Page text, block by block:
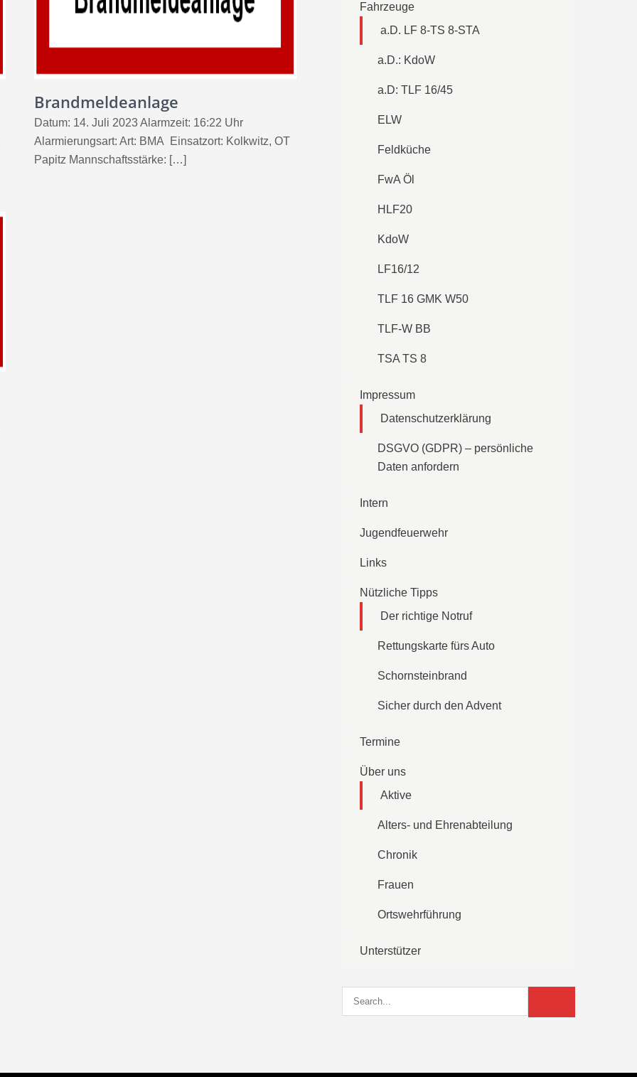
Brandmeldeanlage
Datum: 14. Juli 2023 Alarmzeit: 16:22 Uhr
Alarmierungsart: Art: BMA Einsatzort: Kolkwitz, OT
Papitz Mannschaftsstärke: […]
Fahrzeuge
a.D. LF 8-TS 8-STA
a.D.: KdoW
a.D: TLF 16/45
ELW
Feldküche
FwA Öl
HLF20
KdoW
LF16/12
TLF 16 GMK W50
TLF-W BB
TSA TS 8
Impressum
Datenschutzerklärung
DSGVO (GDPR) – persönliche
Daten anfordern
Intern
Jugendfeuerwehr
Links
Nützliche Tipps
Der richtige Notruf
Rettungskarte fürs Auto
Schornsteinbrand
Sicher durch den Advent
Termine
Über uns
Aktive
Alters- und Ehrenabteilung
Chronik
Frauen
Ortswehrführung
Unterstützer